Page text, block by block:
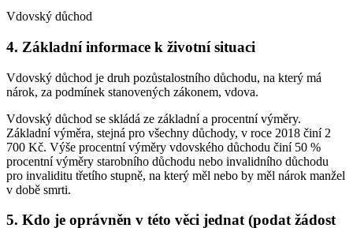
Vdovský důchod
4. Základní informace k životní situaci
Vdovský důchod je druh pozůstalostního důchodu, na který má
nárok, za podmínek stanovených zákonem, vdova.
Vdovský důchod se skládá ze základní a procentní výměry.
Základní výměra, stejná pro všechny důchody, v roce 2018 činí 2
700 Kč. Výše procentní výměry vdovského důchodu činí 50 %
procentní výměry starobního důchodu nebo invalidního důchodu
pro invaliditu třetího stupně, na který měl nebo by měl nárok manžel
v době smrti.
5. Kdo je oprávněn v této věci jednat (podat žádost